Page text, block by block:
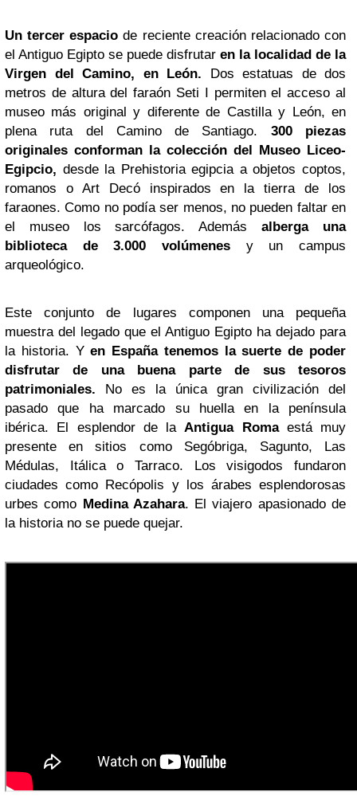
Un tercer espacio de reciente creación relacionado con
el Antiguo Egipto se puede disfrutar en la localidad de la
Virgen del Camino, en León. Dos estatuas de dos
metros de altura del faraón Seti I permiten el acceso al
museo más original y diferente de Castilla y León, en
plena ruta del Camino de Santiago. 300 piezas
originales conforman la colección del Museo Liceo-
Egipcio, desde la Prehistoria egipcia a objetos coptos,
romanos o Art Decó inspirados en la tierra de los
faraones. Como no podía ser menos, no pueden faltar en
el museo los sarcófagos. Ademásalberga una
biblioteca de 3.000 volúmenes y un campus
arqueológico.
Este conjunto de lugares componen una pequeña
muestra del legado que el Antiguo Egipto ha dejado para
la historia. Yen España tenemos la suerte de poder
disfrutar de una buena parte de sus tesoros
patrimoniales. No es la única gran civilización del
pasado que ha marcado su huella en la península
ibérica. El esplendor de laAntigua Romaestá muy
presente en sitios como Segóbriga, Sagunto, Las
Médulas, Itálica o Tarraco. Los visigodos fundaron
ciudades como Recópolis y los árabes esplendorosas
urbes como Medina Azahara. El viajero apasionado de
la historia no se puede quejar.